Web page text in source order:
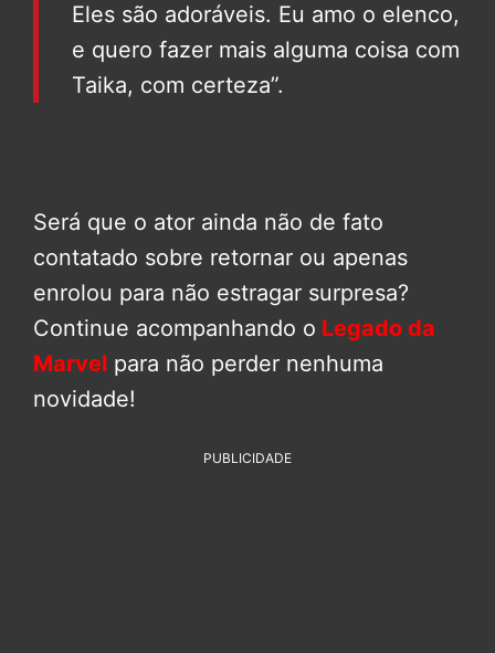
Eles são adoráveis. Eu amo o elenco,
e quero fazer mais alguma coisa com
Taika, com certeza”.
Será que o ator ainda não de fato
contatado sobre retornar ou apenas
enrolou para não estragar surpresa?
Continue acompanhando o Legado da
Marvel para não perder nenhuma
novidade!
PUBLICIDADE